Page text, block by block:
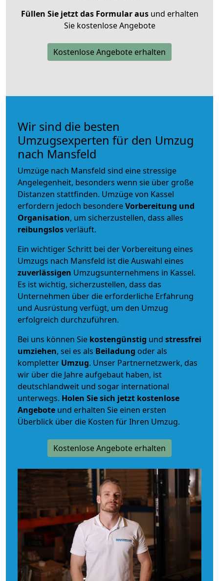
Füllen Sie jetzt das Formular ausund erhalten
Sie kostenlose Angebote
Kostenlose Angebote erhalten
Wir sind die besten
Umzugsexperten für den Umzug
nach Mansfeld
Umzüge nach Mansfeld sind eine stressige
Angelegenheit, besonders wenn sie über große
Distanzen stattfinden. Umzüge von Kassel
erfordern jedoch besondereVorbereitung und
Organisation, um sicherzustellen, dass alles
reibungslosverläuft.
Ein wichtiger Schritt bei der Vorbereitung eines
Umzugs nach Mansfeld ist die Auswahl eines
zuverlässigen Umzugsunternehmens in Kassel.
Es ist wichtig, sicherzustellen, dass das
Unternehmen über die erforderliche Erfahrung
und Ausrüstung verfügt, um den Umzug
erfolgreich durchzuführen.
Bei uns können Sie kostengünstig und stressfrei
umziehen, sei es als Beiladung oder als
kompletter Umzug. Unser Partnernetzwerk, das
wir über die Jahre aufgebaut haben, ist
deutschlandweit und sogar international
unterwegs. Holen Sie sich jetzt kostenlose
Angebote und erhalten Sie einen ersten
Überblick über die Kosten für Ihren Umzug.
Kostenlose Angebote erhalten